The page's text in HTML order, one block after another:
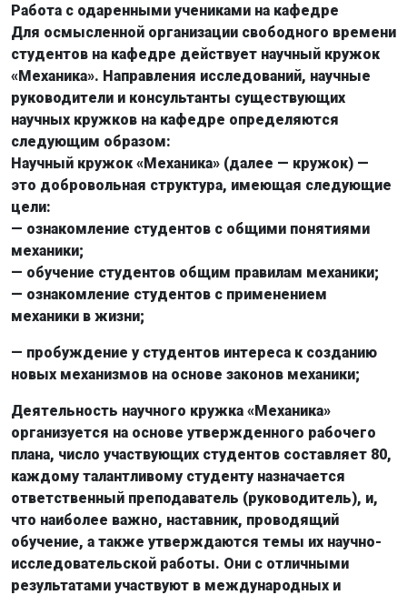
Работа с одаренными учениками на кафедре
Для осмысленной организации свободного времени
студентов на кафедре действует научный кружок
«Механика». Направления исследований, научные
руководители и консультанты существующих
научных кружков на кафедре определяются
следующим образом:
Научный кружок «Механика» (далее — кружок) —
это добровольная структура, имеющая следующие
цели:
— ознакомление студентов с общими понятиями
механики;
— обучение студентов общим правилам механики;
— ознакомление студентов с применением
механики в жизни;
— пробуждение у студентов интереса к созданию
новых механизмов на основе законов механики;
Деятельность научного кружка «Механика»
организуется на основе утвержденного рабочего
плана, число участвующих студентов составляет 80,
каждому талантливому студенту назначается
ответственный преподаватель (руководитель), и,
что наиболее важно, наставник, проводящий
обучение, а также утверждаются темы их научно-
исследовательской работы. Они с отличными
результатами участвуют в международных и